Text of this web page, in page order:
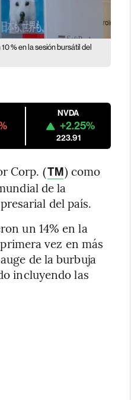
% en la sesión bursátil del
NVDA
+2.25%
223.91
Corp. (TM) como
de la
del país.
un 14% en la
vez en más
de la burbuja
incluyendo las